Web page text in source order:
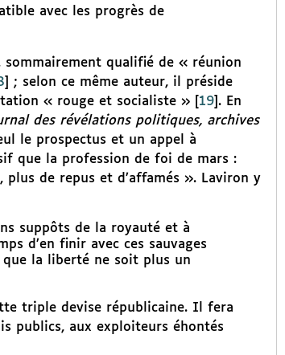
avec les progrès de
sommairement qualifié de « réunion
; selon ce même auteur, il préside
« rouge et socialiste »[ 19] . En
des révélations politiques, archives
le prospectus et un appel à
que la profession de foi de mars :
de repus et d’affamés ». Laviron y
suppôts de la royauté et à
d’en finir avec ces sauvages
la liberté ne soit plus un
triple devise républicaine. Il fera
publics, aux exploiteurs éhontés